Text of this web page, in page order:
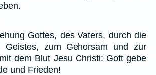
Gottes, des Vaters, durch die
Geistes, zum Gehorsam und zur
dem Blut Jesu Christi: Gott gebe
und Frieden!